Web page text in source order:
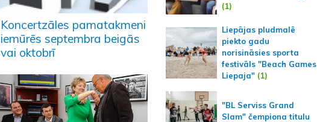
Koncertzāles pamatakmeni
iemūrēs septembra beigās
vai oktobrī
(1)
Liepājas pludmalē
piekto gadu
norisināsies sporta
festivāls "Beach Games
Liepaja" (1)
"BL Serviss Grand
Slam" čempiona titulu